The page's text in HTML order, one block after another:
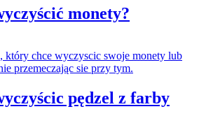
monety?
który chce wyczyscic swoje monety lub
przemeczając sie przy tym.
pędzel z farby